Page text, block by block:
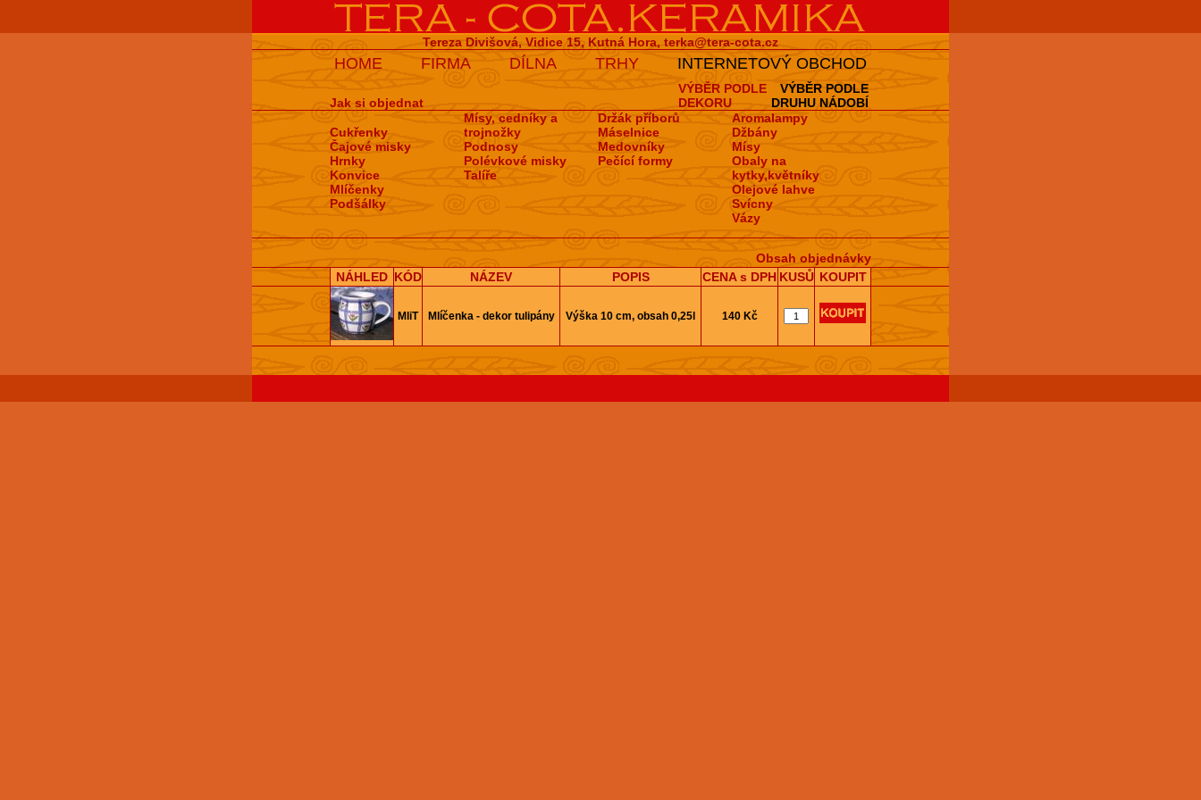
Tereza Divišová, Vidice 15, Kutná Hora, terka@tera-cota.cz
HOME FIRMA DÍLNA TRHY INTERNETOVÝ OBCHOD
Jak si objednat
VÝBĚR PODLE
DRUHU NÁDOBÍ
VÝBĚR PODLE
DEKORU
Cukřenky
Čajové misky
Hrnky
Konvice
Mlíčenky
Podšálky
Mísy, cedníky a
trojnožky
Podnosy
Polévkové misky
Talíře
Držák příborů
Máselnice
Medovní­ky
Pečí­cí­ formy
Aromalampy
Džbány
Mísy
Obaly na
kytky,květníky
Olejové lahve
Svícny
Vázy
Obsah objednávky
NÁHLED KÓD NÁZEV POPIS CENA s DPH KUSŮ KOUPIT
MliT Mlíčenka - dekor tulipány Výška 10 cm, obsah 0,25l 140 Kč